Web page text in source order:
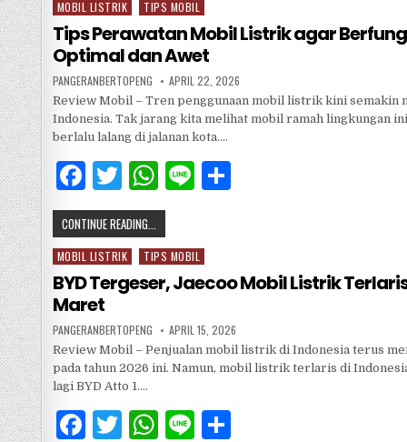
e
b
o
o
k
te
r
s
A
p
p
Posted
in
MOBIL LISTRIK TIPS MOBIL
Tips Perawatan Mobil Listrik agar
Optimal dan Awet
PANGERANBERTOPENG APRIL 22, 2026
Review Mobil – Tren penggunaan mobil listrik kini semakin
Indonesia. Tak jarang kita melihat mobil ramah lingkungan ini
berlalu lalang di jalanan kota….
F
a
c
e
b
o
o
k
T
w
it
te
r
W
h
at
s
A
p
p
Li S
CONTINUE READING...
Posted
in
MOBIL LISTRIK TIPS MOBIL
BYD Tergeser, Jaecoo Mobil Listrik
Maret
PANGERANBERTOPENG APRIL 15, 2026
Review Mobil – Penjualan mobil listrik di Indonesia terus
pada tahun 2026 ini. Namun, mobil listrik terlaris di
lagi BYD Atto 1….
F T WLi S